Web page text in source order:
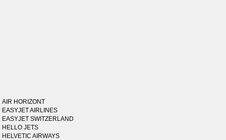
AIR HORIZONT
EASYJET AIRLINES
EASYJET SWITZERLAND
HELLO JETS
HELVETIC AIRWAYS